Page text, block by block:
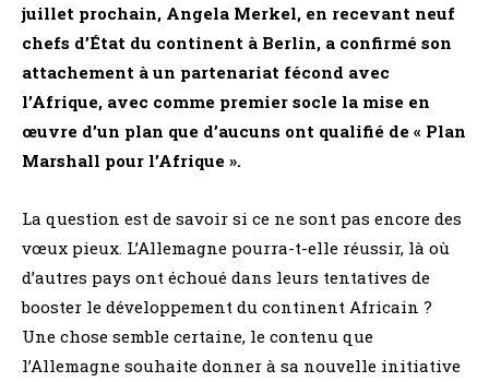
juillet prochain, Angela Merkel, en recevant neuf
chefs d’État du continent à Berlin, a confirmé son
attachement à un partenariat fécond avec
l’Afrique, avec comme premier socle la mise en
œuvre d’un plan que d’aucuns ont qualifié de « Plan
Marshall pour l’Afrique ».
La question est de savoir si ce ne sont pas encore des
vœux pieux. L’Allemagne pourra-t-elle réussir, là où
d’autres pays ont échoué dans leurs tentatives de
booster le développement du continent Africain ?
Une chose semble certaine, le contenu que
l’Allemagne souhaite donner à sa nouvelle initiative